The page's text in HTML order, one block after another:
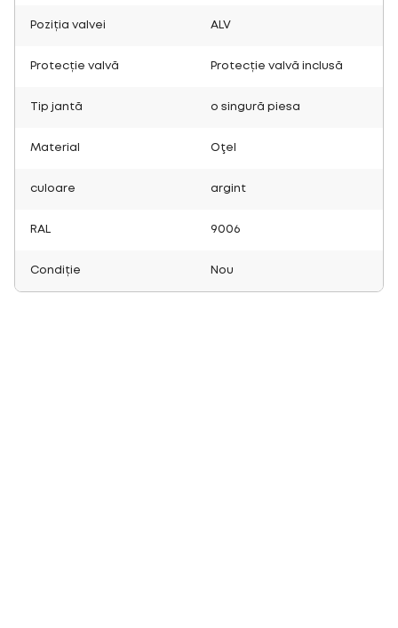
Poziția valvei ALV
Protecție valvă Protecție valvă inclusă
Tip jantă o singură piesa
Material Oţel
culoare argint
RAL 9006
Condiție Nou